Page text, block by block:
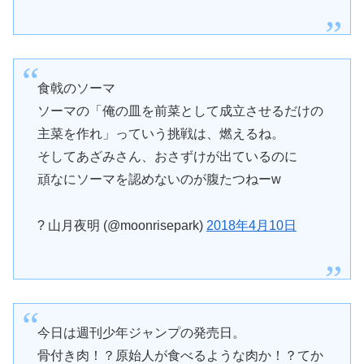
食戟のソーマ
ソーマの「俺の皿を前菜として成立させるだけの
主菜を作れ」っていう挑戦は、燃えるね。
そしてあざみさん、おさずけが出ているのに
頑なにソーマを認めないのが腹たつねーw
? 山月夜明 (@moonrisepark) 2018年4月10日
今日は週刊少年ジャンプの発売日。
骨付き肉！？原始人が食べるような肉か！？てか